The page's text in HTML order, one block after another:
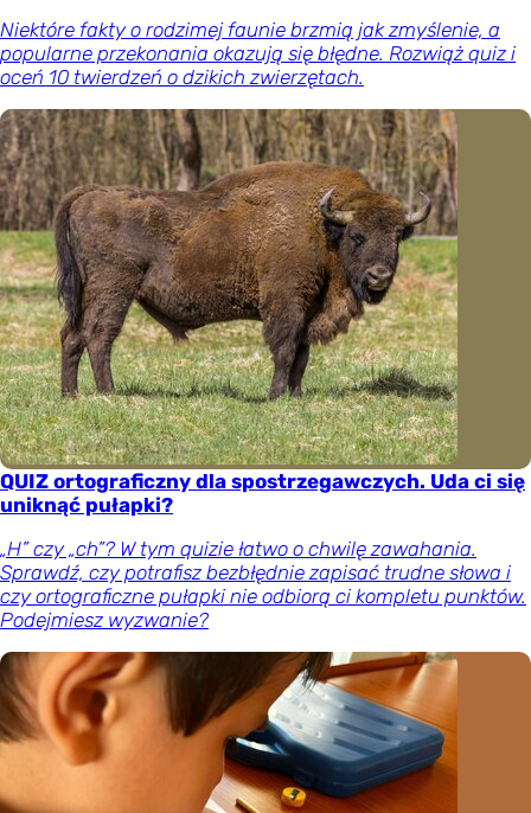
Niektóre fakty o rodzimej faunie brzmią jak zmyślenie, a
popularne przekonania okazują się błędne. Rozwiąż quiz i
oceń 10 twierdzeń o dzikich zwierzętach.
QUIZ ortograficzny dla spostrzegawczych. Uda ci się
uniknąć pułapki?
„H” czy „ch”? W tym quizie łatwo o chwilę zawahania.
Sprawdź, czy potrafisz bezbłędnie zapisać trudne słowa i
czy ortograficzne pułapki nie odbiorą ci kompletu punktów.
Podejmiesz wyzwanie?